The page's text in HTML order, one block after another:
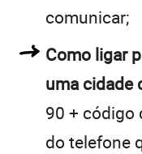
comunicar;
Como ligar
uma cidade
90 + código
do telefone